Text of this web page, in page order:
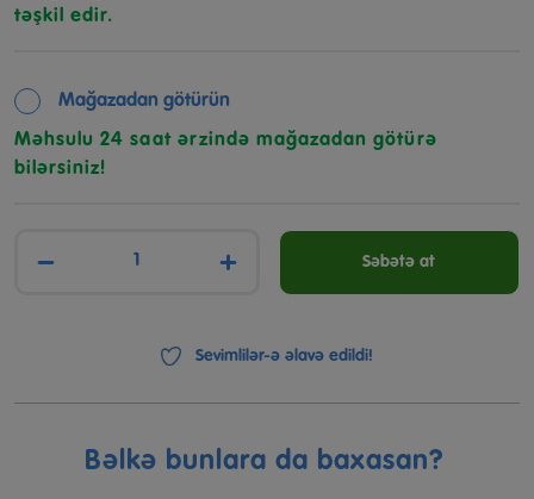
təşkil edir.
Mağazadan götürün
Məhsulu 24 saat ərzində mağazadan götürə
bilərsiniz!
− + Səbətə at
Sevimlilər-ə əlavə edildi!
Bəlkə bunlara da baxasan?